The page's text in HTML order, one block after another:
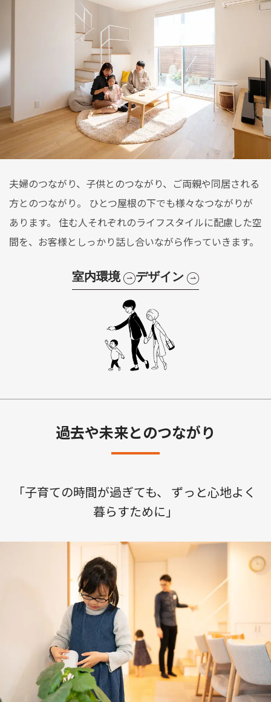
夫婦のつながり、子供とのつながり、ご両親や同居される
方とのつながり。 ひとつ屋根の下でも様々なつながりが
あります。 住む人それぞれのライフスタイルに配慮した空
間を、お客様としっかり話し合いながら作っていきます。
室内環境 デザイン
過去や未来とのつながり
「子育ての時間が過ぎても、 ずっと心地よく
暮らすために」